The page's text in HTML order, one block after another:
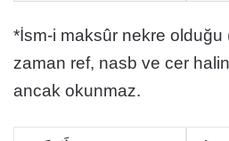
*İsm-i maksûr nekre olduğu
zaman ref, nasb ve cer
ancak okunmaz.